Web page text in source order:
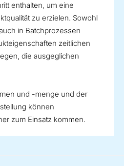
enthalten, um eine
zu erzielen. Sowohl
in Batchprozessen
zeitlichen
die ausgeglichen
und -menge und der
können
zum Einsatz kommen.